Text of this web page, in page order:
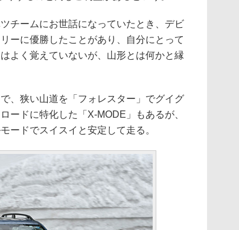
チームにお世話になっていたとき、デビ
ーに優勝したことがあり、自分にとって
よく覚えていないが、山形とは何かと縁
、狭い山道を「フォレスター」でグイグ
ードに特化した「X-MODE」もあるが、
ードでスイスイと安定して走る。